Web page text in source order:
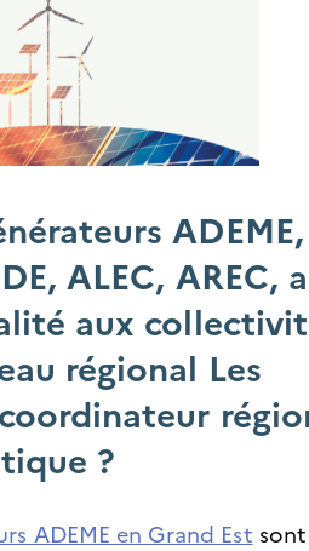
ADEME,
ALEC, AREC,
aux
régional Les
?
ADEME en Grand Est